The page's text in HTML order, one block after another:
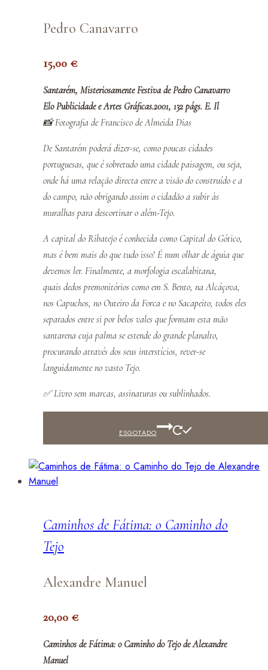
Pedro Canavarro
15,00 €
Santarém, Misteriosamente Festiva de Pedro Canavarro
Elo Publicidade e Artes Gráficas.2001, 132 págs. E. Il
📸 Fotografia de Francisco de Almeida Dias
De Santarém poderá dizer-se, como poucas cidades
portuguesas, que é sobretudo uma cidade paisagem, ou seja,
onde há uma relação directa entre a visão do construído e a
do campo, não obrigando assim o cidadão a subir às
muralhas para descortinar o além-Tejo.
A capital do Ribatejo é conhecida como Capital do Gótico,
mas é bem mais do que tudo isso! É num olhar de águia que
devemos ler. Finalmente, a morfologia escalabitana,
quais dedos premonitórios como em S. Bento, na Alcáçova,
nos Capuchos, no Outeiro da Forca e no Sacapeito, todos eles
separados entre si por belos vales que formam esta mão
santarena cuja palma se estende do grande planalto,
procurando através dos seus interstícios, rever-se
languidamente no vasto Tejo.
✅Livro sem marcas, assinaturas ou sublinhados.
ESGOTADO
Caminhos de Fátima: o Caminho do
Tejo
Alexandre Manuel
20,00 €
Caminhos de Fátima: o Caminho do Tejo de Alexandre
Manuel